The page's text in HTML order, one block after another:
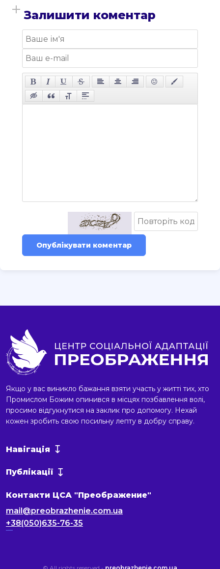
Залишити коментар
Опублікувати коментар
Якщо у вас виникло бажання взяти участь у житті тих, хто
Промислом Божим опинився в місцях позбавлення волі,
просимо відгукнутися на заклик про допомогу. Нехай
кожен зробить свою посильну лепту в добру справу.
Навігація
Публікації
Контакти ЦСА "Преображение"
mail@preobrazhenie.com.ua
+38(050)635-76-35